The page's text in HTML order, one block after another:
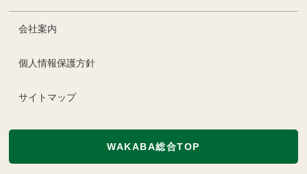
会社案内
個人情報保護方針
サイトマップ
WAKABA総合TOP